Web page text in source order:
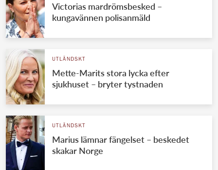
Victorias mardrömsbesked –
kungavännen polisanmäld
UTLÄNDSKT
Mette-Marits stora lycka efter
sjukhuset – bryter tystnaden
UTLÄNDSKT
Marius lämnar fängelset – beskedet
skakar Norge